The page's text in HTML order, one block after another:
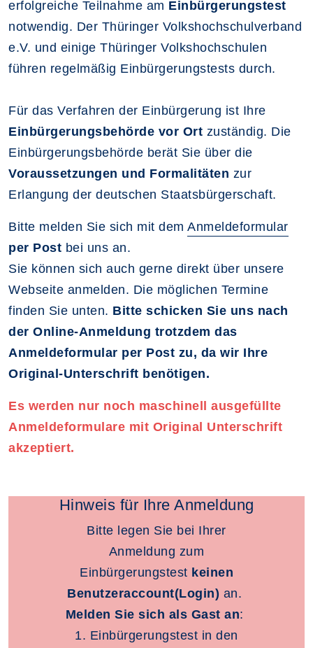
erfolgreiche Teilnahme am Einbürgerungstest
notwendig. Der Thüringer Volkshochschulverband
e.V. und einige Thüringer Volkshochschulen
führen regelmäßig Einbürgerungstests durch.
Für das Verfahren der Einbürgerung ist Ihre
Einbürgerungsbehörde vor Ort zuständig. Die
Einbürgerungsbehörde berät Sie über die
Voraussetzungen und Formalitäten zur
Erlangung der deutschen Staatsbürgerschaft.
Bitte melden Sie sich mit dem Anmeldeformular
per Post bei uns an.
Sie können sich auch gerne direkt über unsere
Webseite anmelden. Die möglichen Termine
finden Sie unten. Bitte schicken Sie uns nach
der Online-Anmeldung trotzdem das
Anmeldeformular per Post zu, da wir Ihre
Original-Unterschrift benötigen.
Es werden nur noch maschinell ausgefüllte
Anmeldeformulare mit Original Unterschrift
akzeptiert.
Hinweis für Ihre Anmeldung
Bitte legen Sie bei Ihrer
Anmeldung zum
Einbürgerungstest keinen
Benutzeraccount(Login) an.
Melden Sie sich als Gast an:
1. Einbürgerungstest in den